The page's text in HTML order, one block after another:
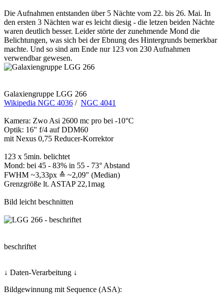
Die Aufnahmen entstanden über 5 Nächte vom 22. bis 26. Mai. In
den ersten 3 Nächten war es leicht diesig - die letzen beiden Nächte
waren deutlich besser. Leider störte der zunehmende Mond die
Belichtungen, was sich bei der Ebnung des Hintergrunds bemerkbar
machte. Und so sind am Ende nur 123 von 230 Aufnahmen
verwendbar gewesen.
Galaxiengruppe LGG 266
Wikipedia NGC 4036 / NGC 4041
Kamera: Zwo Asi 2600 mc pro bei -10°C
Optik: 16" f/4 auf DDM60
mit Nexus 0,75 Reducer-Korrektor
123 x 5min. belichtet
Mond: bei 45 - 83% in 55 - 73° Abstand
FWHM ~3,33px ≙ ~2,09" (Median)
Grenzgröße lt. ASTAP 22,1mag
Bild leicht beschnitten
beschriftet
↓ Daten-Verarbeitung ↓
Bildgewinnung mit Sequence (ASA):